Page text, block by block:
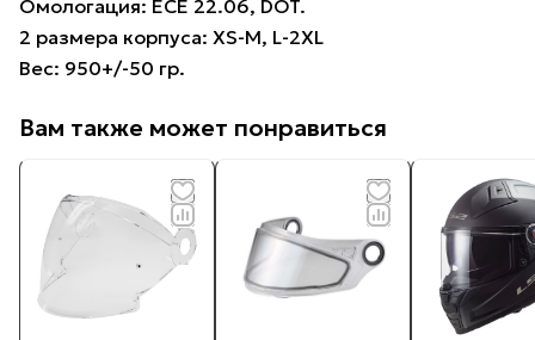
Омологация: ECE 22.06, DOT.
2 размера корпуса: XS-M, L-2XL
Вес: 950+/-50 гр.
Вам также может понравиться